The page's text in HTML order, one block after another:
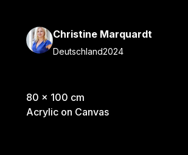
Christine Marquardt
Deutschland2024
80 x 100 cm
Acrylic on Canvas